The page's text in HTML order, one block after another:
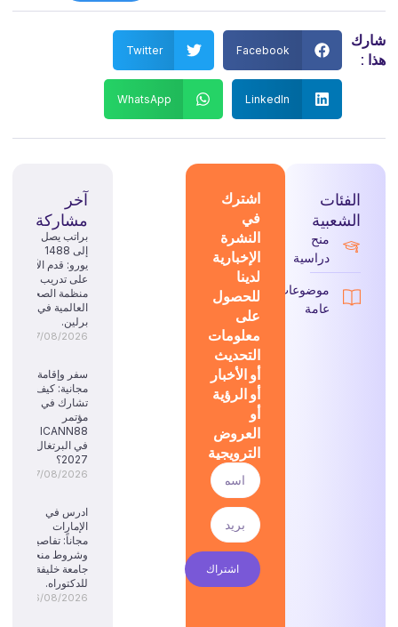
:
Facebook
Twitter
LinkedIn
WhatsApp
الفئات
الشعبية
منح
دراسية
موضوعات
عامة
اشترك
في
النشرة
الإخبارية
لدينا
للحصول
على
معلومات
التحديث
أو الأخبار
أو الرؤية
العروض
الترويجية
اشتراك
آخر
مشاركة
براتب يصل
إلى 1488
يورو: قدم الآن
على تدريب
منظمة الصحة
العالمية في
برلين.
07/08/2026
سفر وإقامة
مجانية: كيف
تشارك في
مؤتمر
ICANN88
في البرتغال
2027؟
07/08/2026
ادرس في
الإمارات
مجاناً: تفاصيل
وشروط منحة
جامعة خليفة
للدكتوراه.
06/08/2026